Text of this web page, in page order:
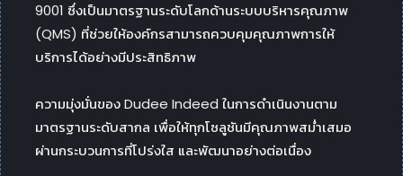
9001 ซึ่งเป็นมาตรฐานระดับโลกด้านระบบบริหารคุณภาพ
(QMS) ที่ช่วยให้องค์กรสามารถควบคุมคุณภาพการให้
บริการได้อย่างมีประสิทธิภาพ
ความมุ่งมั่นของ Dudee Indeed ในการดำเนินงานตาม
มาตรฐานระดับสากล เพื่อให้ทุกโซลูชันมีคุณภาพสม่ำเสมอ
ผ่านกระบวนการที่โปร่งใส และพัฒนาอย่างต่อเนื่อง